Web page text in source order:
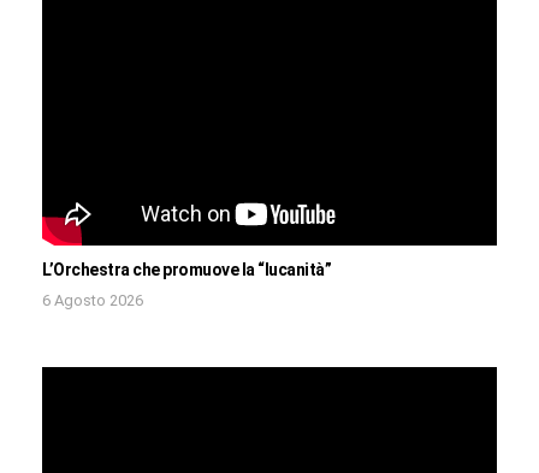
L’Orchestra che promuove la “lucanità”
6 Agosto 2026